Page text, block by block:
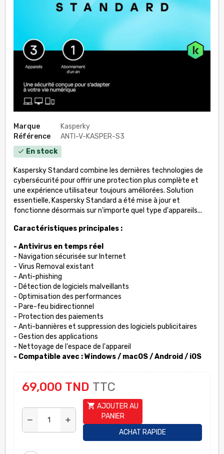
Marque
Kasperky
Référence
ANTI-V-KASPER-S3
check En stock
Kaspersky Standard combine les dernières technologies de
cybersécurité pour offrir une protection plus complète et
une expérience utilisateur toujours améliorées. Solution
essentielle, Kaspersky Standard a été mise à jour et
fonctionne désormais sur n'importe quel type d'appareils...
Caractéristiques principales :
- Antivirus en temps réel
- Navigation sécurisée sur Internet
- Virus Removal existant
- Anti-phishing
- Détection de logiciels malveillants
- Optimisation des performances
- Pare-feu bidirectionnel
- Protection des paiements
- Anti-bannières et suppression des logiciels publicitaires
- Gestion des applications
- Nettoyage de l'espace de l'appareil
- Compatible avec : Windows / macOS / Android / iOS
69,000 TND TTC
remove add
shopping_cart AJOUTER AU
PANIER
ACHAT RAPIDE